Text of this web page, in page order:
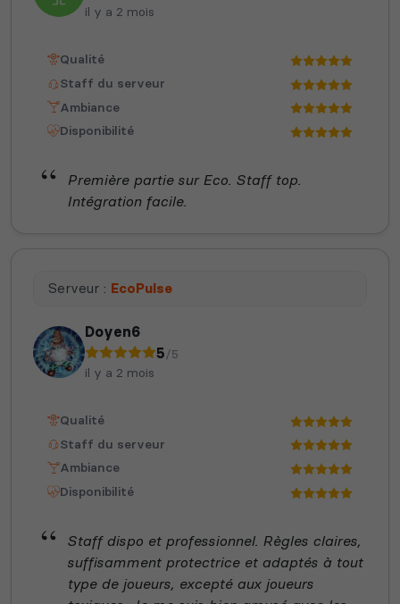
il y a 2 mois
Qualité
Staff du serveur
Ambiance
Disponibilité
Première partie sur Eco. Staff top.
Intégration facile.
Serveur : EcoPulse
Doyen6
5/5
il y a 2 mois
Qualité
Staff du serveur
Ambiance
Disponibilité
Staff dispo et professionnel. Règles claires,
suffisamment protectrice et adaptés à tout
type de joueurs, excepté aux joueurs